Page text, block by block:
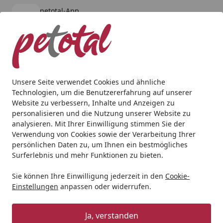
Unsere Seite verwendet Cookies und ähnliche
Technologien, um die Benutzererfahrung auf unserer
Website zu verbessern, Inhalte und Anzeigen zu
personalisieren und die Nutzung unserer Website zu
analysieren. Mit Ihrer Einwilligung stimmen Sie der
Verwendung von Cookies sowie der Verarbeitung Ihrer
persönlichen Daten zu, um Ihnen ein bestmögliches
Surferlebnis und mehr Funktionen zu bieten.
Sie können Ihre Einwilligung jederzeit in den Cookie-
Einstellungen anpassen oder widerrufen.
Ja, verstanden
petotal-App
kostenlos - Im App Store
Alle Produkte
Mein Konto
Suchen
Startseite
Aquaristik Aquarienpflege Reinigung HOBBY Dirt Ex
HOBBY Dirt Ex Mulmglocke
Aquarienpflege